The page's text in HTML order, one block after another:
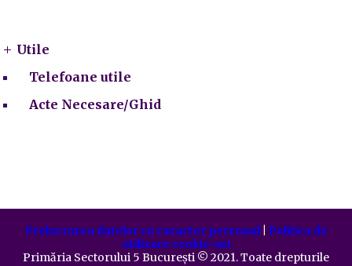
Utile
Telefoane utile
Acte Necesare/Ghid
Prelucrarea datelor cu caracter personal| Politica de
utilizare cookie-uri
Primăria Sectorului 5 București ©️ 2021. Toate drepturile